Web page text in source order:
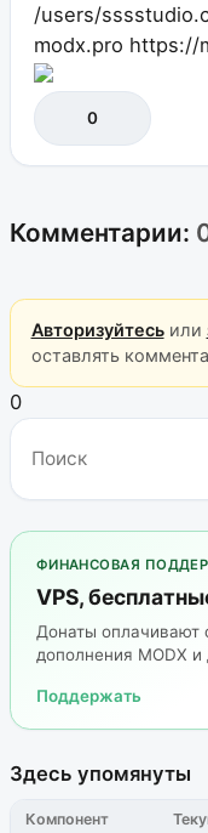
/users/
modx.pro https://
0
Комментарии:
Авторизуйтесьили
оставлять
0
ФИНАНСОВАЯ
VPS,
Донаты оплачивают
дополнения MODX
Поддержать
Здесь упомянуты
Компонент